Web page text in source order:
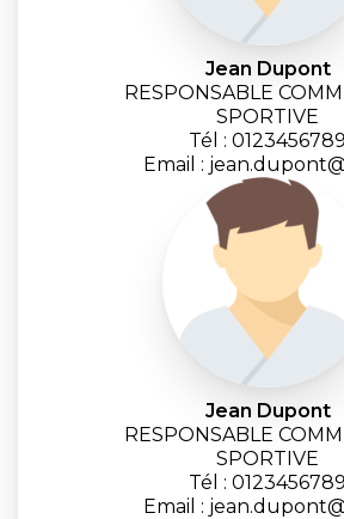
Jean Dupont
RESPONSABLE
SPORTIVE
Tél : 0123456789
Email :
Jean Dupont
RESPONSABLE
SPORTIVE
Tél : 0123456789
Email :